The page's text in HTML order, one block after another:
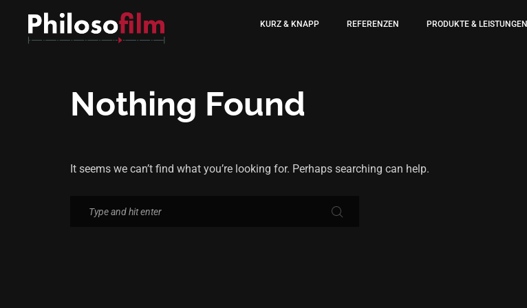
KURZ & KNAPP REFERENZEN PRODUKTE & LEISTUNGEN
Nothing Found
It seems we can’t find what you’re looking for. Perhaps searching can help.